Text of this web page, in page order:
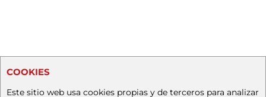
COOKIES
Este sitio web usa cookies propias y de terceros para analizar